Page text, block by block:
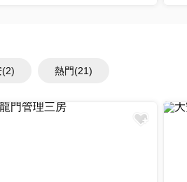
(2) 熱門(21)